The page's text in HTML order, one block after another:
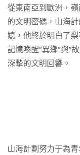
從東南亞到歐洲，
的文明密碼，山海
媳，他終於明白了
記憶喚醒”異鄉”與”
深摯的文明回響。
山海計劃努力于為